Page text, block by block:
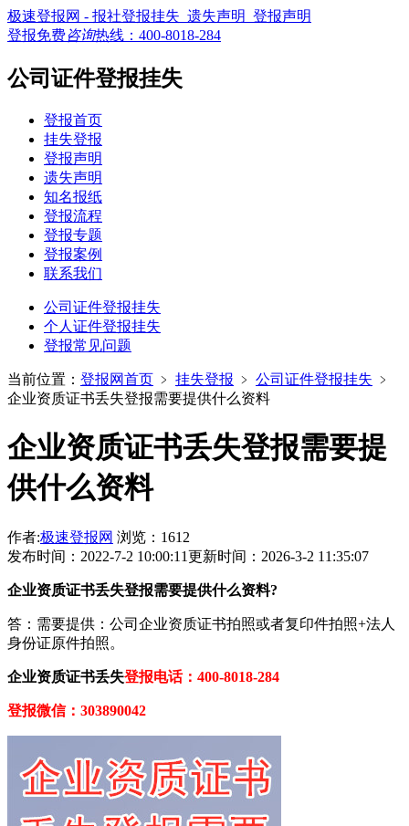
极速登报网 - 报社登报挂失_遗失声明_登报声明
登报免费咨询热线： 400-8018-284
公司证件登报挂失
登报首页
挂失登报
登报声明
遗失声明
知名报纸
登报流程
登报专题
登报案例
联系我们
公司证件登报挂失
个人证件登报挂失
登报常见问题
当前位置： 登报网首页 ﹥ 挂失登报 ﹥ 公司证件登报挂失 ﹥
企业资质证书丢失登报需要提供什么资料
企业资质证书丢失登报需要提
供什么资料
作者:极速登报网 浏览：1612
发布时间：2022-7-2 10:00:11更新时间：2026-3-2 11:35:07
企业资质证书丢失登报需要提供什么资料?
答：需要提供：公司企业资质证书拍照或者复印件拍照+法人
身份证原件拍照。
企业资质证书丢失登报电话：400-8018-284
登报微信：303890042